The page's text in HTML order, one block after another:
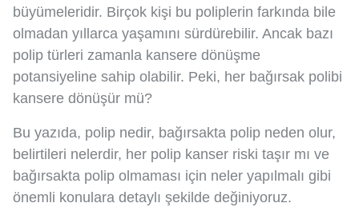
büyümeleridir. Birçok kişi bu poliplerin farkında bile
olmadan yıllarca yaşamını sürdürebilir. Ancak bazı
polip türleri zamanla kansere dönüşme
potansiyeline sahip olabilir. Peki, her bağırsak polibi
kansere dönüşür mü?
Bu yazıda, polip nedir, bağırsakta polip neden olur,
belirtileri nelerdir, her polip kanser riski taşır mı ve
bağırsakta polip olmaması için neler yapılmalı gibi
önemli konulara detaylı şekilde değiniyoruz.